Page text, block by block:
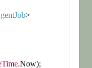
>
.Now);